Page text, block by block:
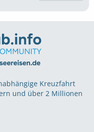
Kreuzfahrt
und über 2 Millionen